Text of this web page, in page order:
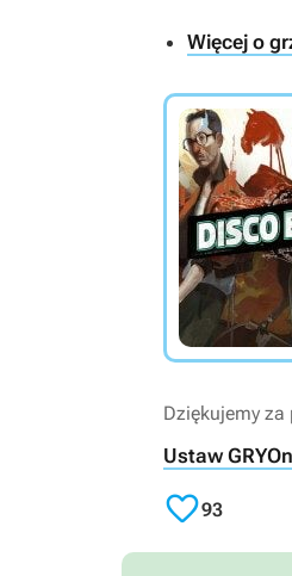
Więcej o
Dziękujemy za
Ustaw
93